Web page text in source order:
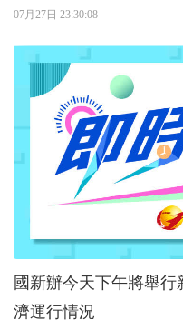
07月27日 23:30:08
國新辦今天下午將舉
濟運行情況